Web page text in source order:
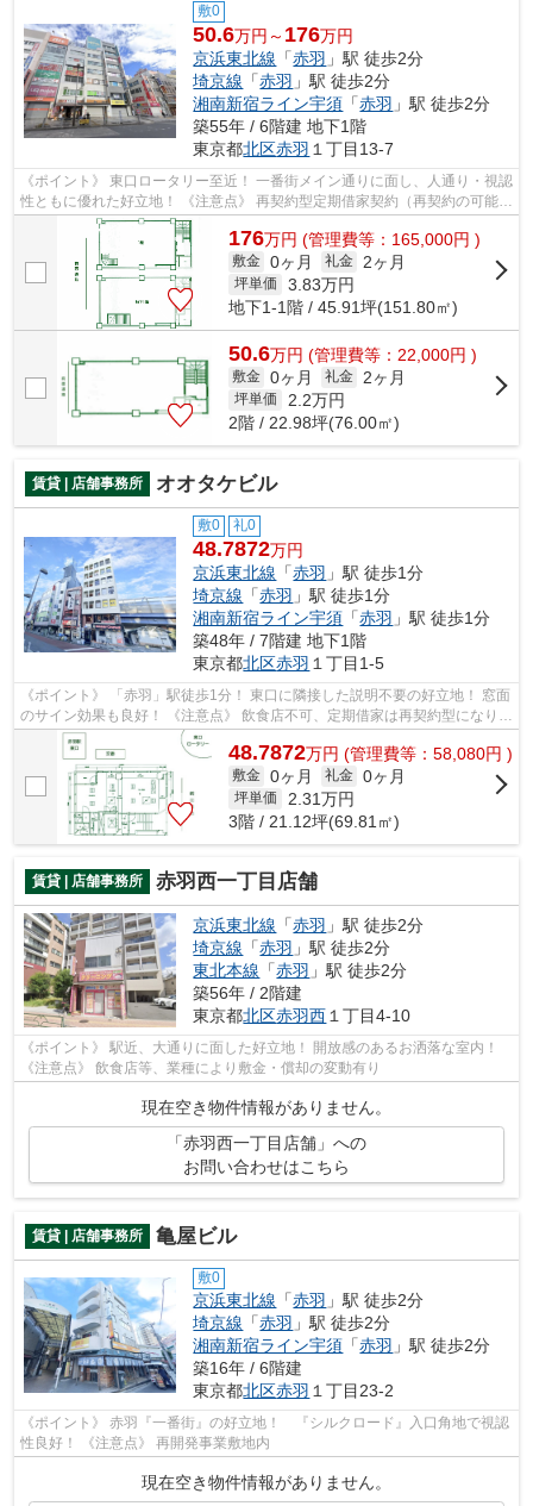
敷0
50.6万円～ 176万円
京浜東北線 「赤羽 」駅 徒歩2分
埼京線 「赤羽 」駅 徒歩2分
湘南新宿ライン宇須 「赤羽 」駅 徒歩2分
築55年 / 6階建 地下1階
東京都北区赤羽 １丁目13-7
《ポイント》 東口ロータリー至近！ 一番街メイン通りに面し、人通り・視認
性ともに優れた好立地！ 《注意点》 再契約型定期借家契約（再契約の可能性
あり）ですが、再開発エリアのた...
176万円 (管理費等：165,000円 )
敷金 0ヶ月 礼金 2ヶ月
坪単価 3.83万円
地下1-1階 / 45.91坪(151.80㎡)
50.6万円 (管理費等：22,000円 )
敷金 0ヶ月 礼金 2ヶ月
坪単価 2.2万円
2階 / 22.98坪(76.00㎡)
賃貸 | 店舗事務所 オオタケビル
敷0 礼0
48.7872万円
京浜東北線 「赤羽 」駅 徒歩1分
埼京線 「赤羽 」駅 徒歩1分
湘南新宿ライン宇須 「赤羽 」駅 徒歩1分
築48年 / 7階建 地下1階
東京都北区赤羽 １丁目1-5
《ポイント》 「赤羽」駅徒歩1分！ 東口に隣接した説明不要の好立地！ 窓面
のサイン効果も良好！ 《注意点》 飲食店不可、定期借家は再契約型になりま
す
48.7872万円 (管理費等：58,080円 )
敷金 0ヶ月 礼金 0ヶ月
坪単価 2.31万円
3階 / 21.12坪(69.81㎡)
賃貸 | 店舗事務所 赤羽西一丁目店舗
京浜東北線 「赤羽 」駅 徒歩2分
埼京線 「赤羽 」駅 徒歩2分
東北本線 「赤羽 」駅 徒歩2分
築56年 / 2階建
東京都北区赤羽西 １丁目4-10
《ポイント》 駅近、大通りに面した好立地！ 開放感のあるお洒落な室内！
《注意点》 飲食店等、業種により敷金・償却の変動有り
現在空き物件情報がありません。
「赤羽西一丁目店舗」への
お問い合わせはこちら
賃貸 | 店舗事務所 亀屋ビル
敷0
京浜東北線 「赤羽 」駅 徒歩2分
埼京線 「赤羽 」駅 徒歩2分
湘南新宿ライン宇須 「赤羽 」駅 徒歩2分
築16年 / 6階建
東京都北区赤羽 １丁目23-2
《ポイント》 赤羽『一番街』の好立地！ 『シルクロード』入口角地で視認
性良好！ 《注意点》 再開発事業敷地内
現在空き物件情報がありません。